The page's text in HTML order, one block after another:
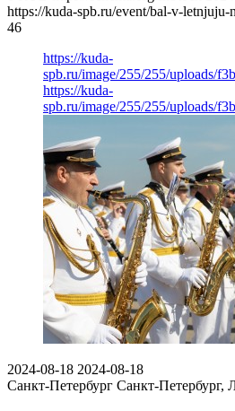
https://kuda-spb.ru/event/bal-v-letnjuju-
46
https://kuda-
spb.ru/image/255/255/uploads/
https://kuda-
spb.ru/image/255/255/uploads/
2024-08-18 2024-08-18
Санкт-Петербург Санкт-Петербург,